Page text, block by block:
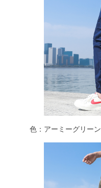
色：アーミーグリーン